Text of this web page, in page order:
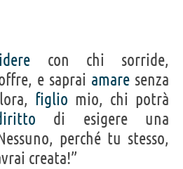
con chi sorride,
e saprai amare senza
figlio mio, chi potrà
di esigere una
perché tu stesso,
creata!”